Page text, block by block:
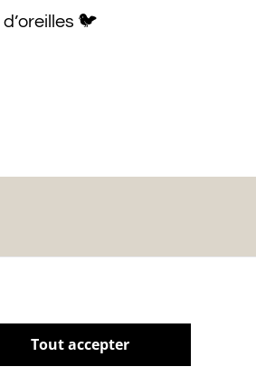
🐦
Tout accepter